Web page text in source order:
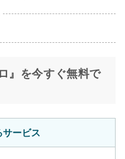
』を今すぐ無料で
ービス